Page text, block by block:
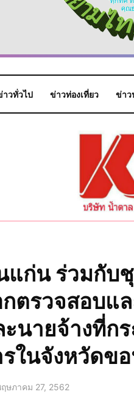
าวทั่วไป ข่าวท่องเที่ยว ข่าว
ก่น​ ร่วมกับ​
รวจสอบ​แล
ะนายจ้างที่ก
ใน​จังหวัด​ข
ษภาคม 27, 2562